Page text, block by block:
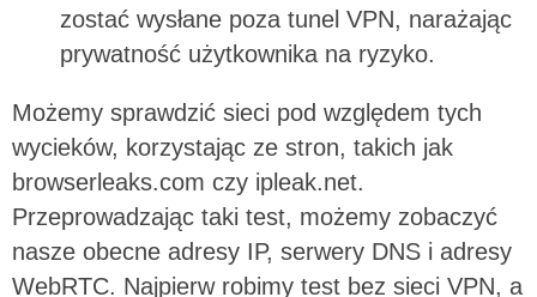
zostać wysłane poza tunel VPN, narażając
prywatność użytkownika na ryzyko.
Możemy sprawdzić sieci pod względem tych
wycieków, korzystając ze stron, takich jak
browserleaks.com czy ipleak.net.
Przeprowadzając taki test, możemy zobaczyć
nasze obecne adresy IP, serwery DNS i adresy
WebRTC. Najpierw robimy test bez sieci VPN, a